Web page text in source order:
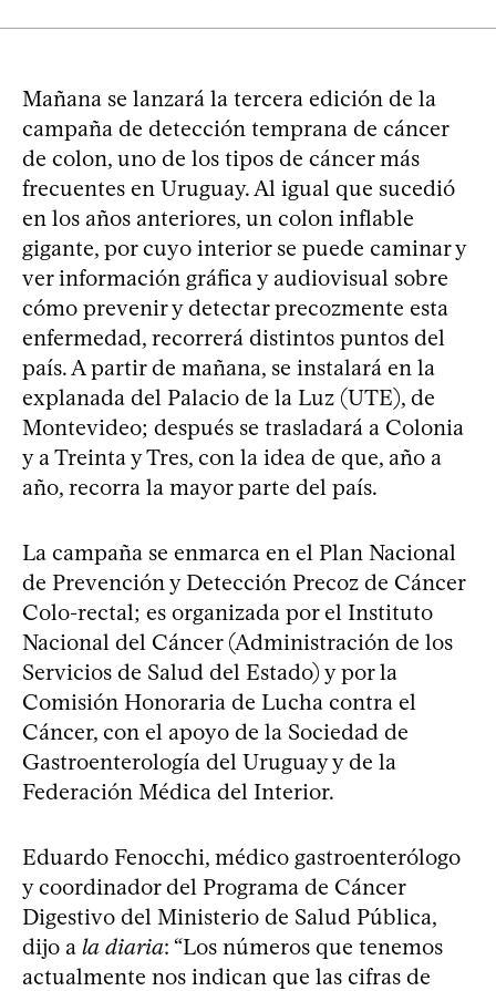
Mañana se lanzará la tercera edición de la
campaña de detección temprana de cáncer
de colon, uno de los tipos de cáncer más
frecuentes en Uruguay. Al igual que sucedió
en los años anteriores, un colon inflable
gigante, por cuyo interior se puede caminar y
ver información gráfica y audiovisual sobre
cómo prevenir y detectar precozmente esta
enfermedad, recorrerá distintos puntos del
país. A partir de mañana, se instalará en la
explanada del Palacio de la Luz (UTE), de
Montevideo; después se trasladará a Colonia
y a Treinta y Tres, con la idea de que, año a
año, recorra la mayor parte del país.
La campaña se enmarca en el Plan Nacional
de Prevención y Detección Precoz de Cáncer
Colo-rectal; es organizada por el Instituto
Nacional del Cáncer (Administración de los
Servicios de Salud del Estado) y por la
Comisión Honoraria de Lucha contra el
Cáncer, con el apoyo de la Sociedad de
Gastroenterología del Uruguay y de la
Federación Médica del Interior.
Eduardo Fenocchi, médico gastroenterólogo
y coordinador del Programa de Cáncer
Digestivo del Ministerio de Salud Pública,
dijo a la diaria: “Los números que tenemos
actualmente nos indican que las cifras de